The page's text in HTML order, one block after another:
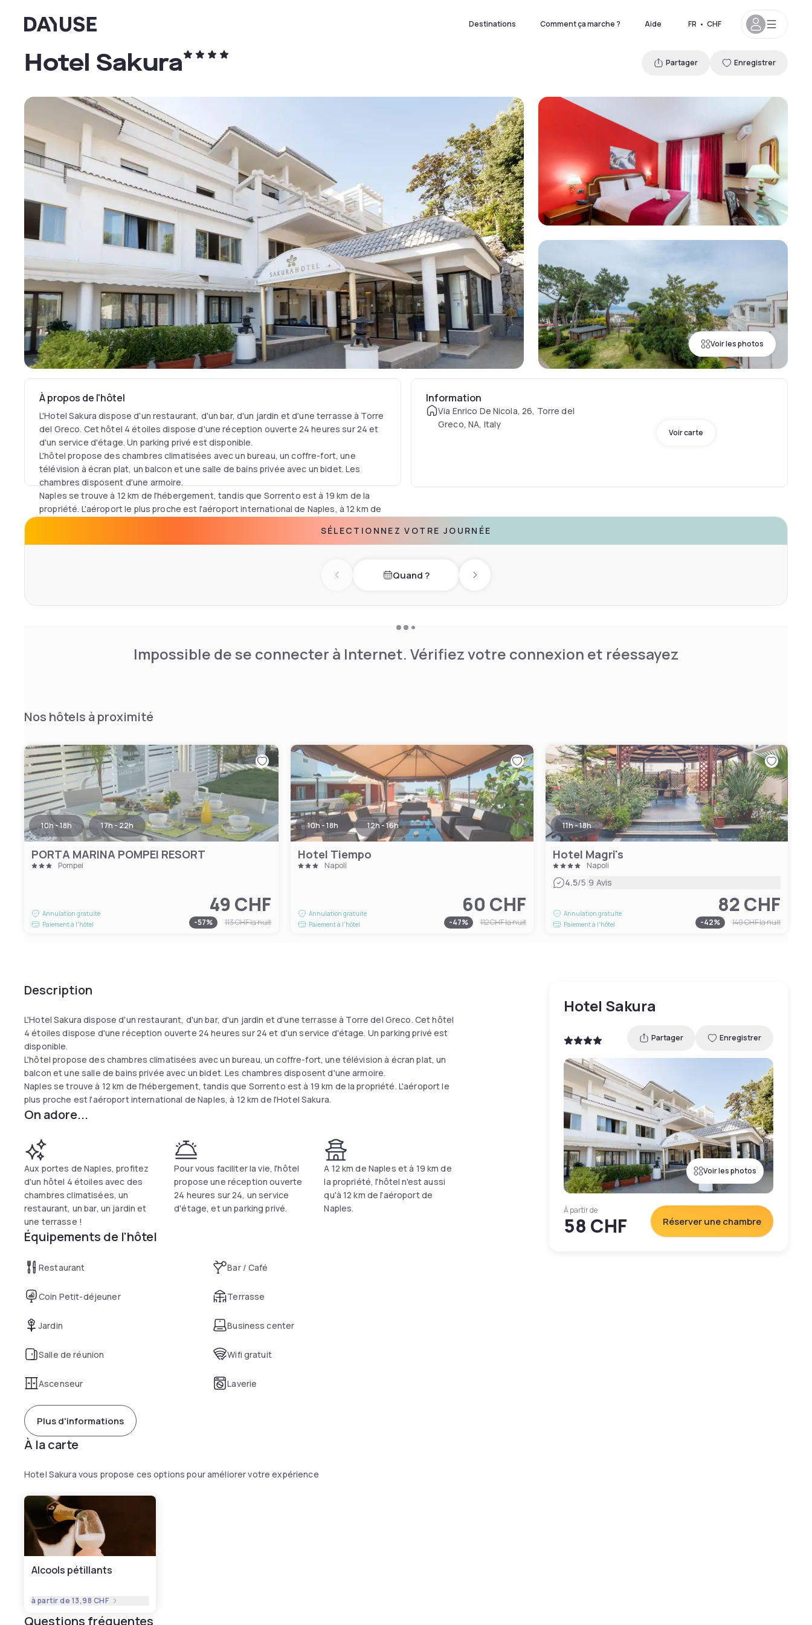
Dayuse Destinations Comment ça marche ? Aide FR • CHF
Voir les photos
Hotel Sakura Partager Enregistrer
À propos de l'hôtel
L'Hotel Sakura dispose d'un restaurant, d'un bar, d'un jardin et d'une terrasse à Torre
del Greco. Cet hôtel 4 étoiles dispose d'une réception ouverte 24 heures sur 24 et
d'un service d'étage. Un parking privé est disponible.
L'hôtel propose des chambres climatisées avec un bureau, un coffre-fort, une
télévision à écran plat, un balcon et une salle de bains privée avec un bidet. Les
chambres disposent d'une armoire.
Naples se trouve à 12 km de l'hébergement, tandis que Sorrento est à 19 km de la
propriété. L'aéroport le plus proche est l'aéroport international de Naples, à 12 km de
Information
Via Enrico De Nicola, 26, Torre del
Greco, NA, Italy
Voir carte
SÉLECTIONNEZ VOTRE JOURNÉE
Previous dayQuand ? Next day
Impossible de se connecter à Internet. Vérifiez votre connexion et réessayez
Nos hôtels à proximité
10h - 18h 17h - 22h
PORTA MARINA POMPEI RESORT
Pompei
Annulation gratuite
Paiement à l'hôtel
49 CHF
-57% 113 CHFla nuit
10h - 18h 12h - 16h
Hotel Tiempo
Napoli
Annulation gratuite
Paiement à l'hôtel
60 CHF
-47% 112 CHFla nuit
11h - 18h
Hotel Magri's
Napoli
4.5/5|9 Avis
Annulation gratuite
Paiement à l'hôtel
82 CHF
-42% 140 CHFla nuit
Description
L'Hotel Sakura dispose d'un restaurant, d'un bar, d'un jardin et d'une terrasse à Torre del Greco. Cet hôtel
4 étoiles dispose d'une réception ouverte 24 heures sur 24 et d'un service d'étage. Un parking privé est
disponible.
L'hôtel propose des chambres climatisées avec un bureau, un coffre-fort, une télévision à écran plat, un
balcon et une salle de bains privée avec un bidet. Les chambres disposent d'une armoire.
Naples se trouve à 12 km de l'hébergement, tandis que Sorrento est à 19 km de la propriété. L'aéroport le
plus proche est l'aéroport international de Naples, à 12 km de l'Hotel Sakura.
On adore...
Aux portes de Naples, profitez
d'un hôtel 4 étoiles avec des
chambres climatisées, un
restaurant, un bar, un jardin et
une terrasse !
Pour vous faciliter la vie, l'hôtel
propose une réception ouverte
24 heures sur 24, un service
d'étage, et un parking privé.
A 12 km de Naples et à 19 km de
la propriété, l'hôtel n'est aussi
qu'à 12 km de l'aéroport de
Naples.
Équipements de l'hôtel
Restaurant Bar / Café
Coin Petit-déjeuner Terrasse
Jardin Business center
Salle de réunion Wifi gratuit
Ascenseur Laverie
Plus d'informations
À la carte
Hotel Sakura vous propose ces options pour améliorer votre expérience
Alcools pétillants
à partir de 13,98 CHF
Questions fréquentes
Hotel Sakura
Partager Enregistrer
Voir les photos
À partir de
58 CHF Réserver une chambre